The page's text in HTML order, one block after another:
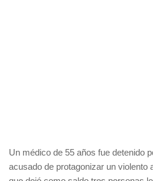
Un médico de 55 años fue detenido
acusado de protagonizar un violento